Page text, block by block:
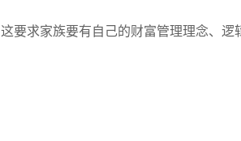
求家族要有自己的财富管理理念、逻